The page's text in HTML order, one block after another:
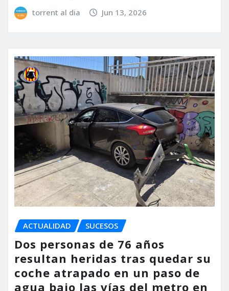
torrent al dia Jun 13, 2026
ACTUALIDAD SUCESOS
Dos personas de 76 años
resultan heridas tras quedar su
coche atrapado en un paso de
agua bajo las vías del metro en